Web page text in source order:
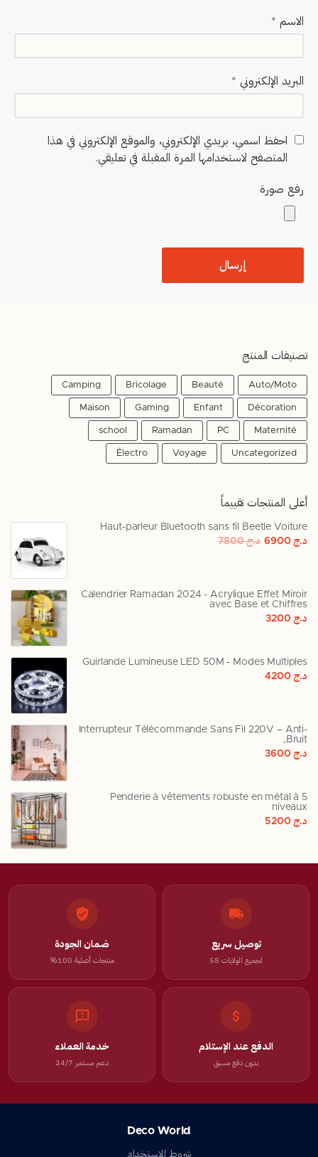
الاسم *
البريد الإلكتروني *
احفظ اسمي، بريدي الإلكتروني، والموقع الإلكتروني في هذا
المتصفح لاستخدامها المرة المقبلة في تعليقي.
رفع صورة
تصنيفات المنتج
Auto/Moto
Beauté
Bricolage
Camping
Décoration
Enfant
Gaming
Maison
Maternité
PC
Ramadan
school
Uncategorized
Voyage
Électro
أعلى المنتجات تقييماً
Haut-parleur Bluetooth sans fil Beetle Voiture
د.ج6900 د.ج7800
Calendrier Ramadan 2024 - Acrylique Effet Miroir
avec Base et Chiffres
د.ج3200
Guirlande Lumineuse LED 50M - Modes Multiples
د.ج4200
Interrupteur Télécommande Sans Fil 220V – Anti-
Bruit,
د.ج3600
Penderie à vêtements robuste en métal à 5
niveaux
د.ج5200
توصيل سريع
لجميع الولايات 58
ضمان الجودة
منتجات أصلية 100%
الدفع عند الإستلام
بدون دفع مسبق
خدمة العملاء
دعم مستمر 24/7
Deco World
شروط الاستخدام